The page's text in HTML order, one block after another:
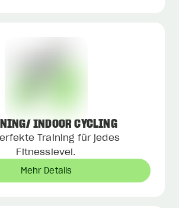
INDOOR CYCLING
Training für jedes
Fitnesslevel.
Mehr Details